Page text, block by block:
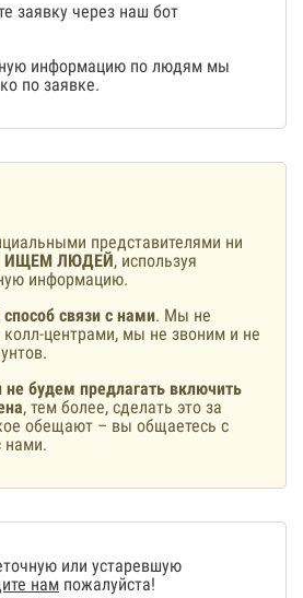
заявку через наш бот
информацию по людям мы
по заявке.
представителями ни
ЛЮДЕЙ, используя
информацию.
связи с нами. Мы не
центрами, мы не звоним и не
будем предлагать включить
, тем более, сделать это за
обещают – вы общаетесь с
нами.
или устаревшую
нам пожалуйста!